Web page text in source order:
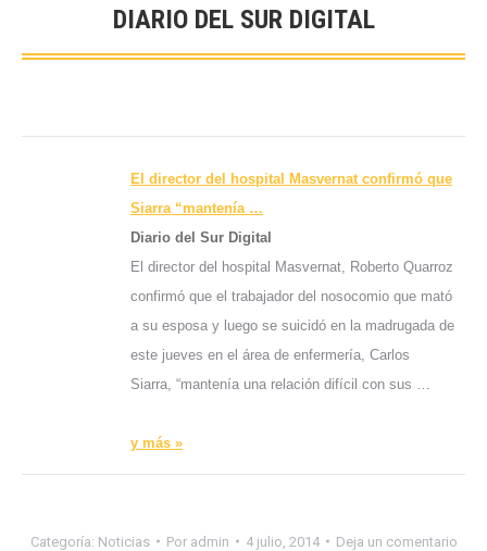
DIARIO DEL SUR DIGITAL
Estás aquí:
El director del hospital Masvernat confirmó que
Siarra “mantenía …
Diario del Sur Digital
El director del hospital Masvernat, Roberto Quarroz
confirmó que el trabajador del nosocomio que mató
a su esposa y luego se suicidó en la madrugada de
este jueves en el área de enfermería, Carlos
Siarra, “mantenía una relación difícil con sus …
y más »
Categoría: Noticias Por admin 4 julio, 2014 Deja un comentario